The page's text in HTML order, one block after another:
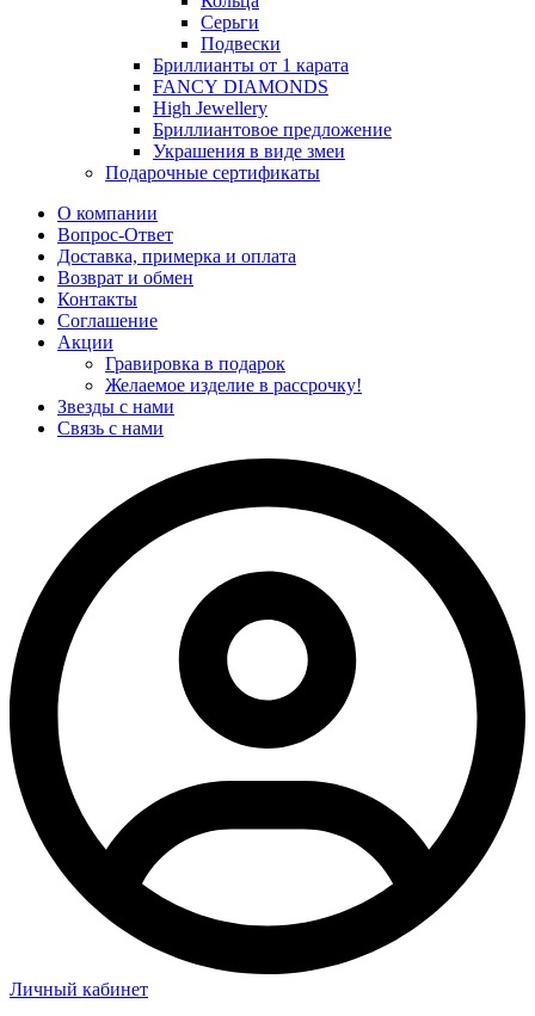
Серьги
Подвески
Бриллианты от 1 карата
FANCY DIAMONDS
High Jewellery
Бриллиантовое предложение
Украшения в виде змеи
Подарочные сертификаты
О компании
Вопрос-Ответ
Доставка, примерка и оплата
Возврат и обмен
Контакты
Соглашение
Акции
Гравировка в подарок
Желаемое изделие в рассрочку!
Звезды с нами
Связь с нами
Личный кабинет